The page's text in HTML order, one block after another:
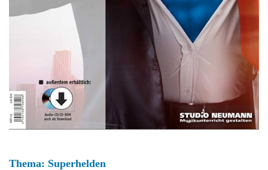
Thema: Superhelden